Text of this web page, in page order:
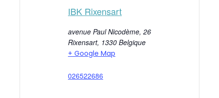
IBK Rixensart
avenue Paul Nicodème, 26
Rixensart, 1330 Belgique
+ Google Map
026522686